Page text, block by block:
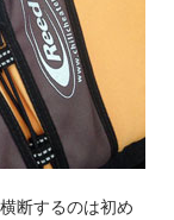
断するのは初め